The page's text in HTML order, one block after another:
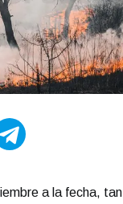
a la fecha,